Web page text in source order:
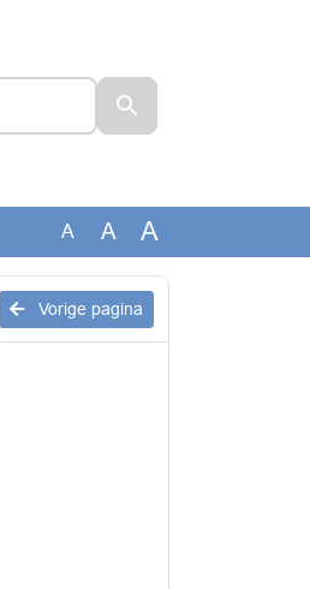
A A A
Vorige pagina